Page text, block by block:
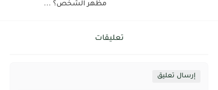
مظهر الشخص؟ ...
تعليقات
إرسال تعليق